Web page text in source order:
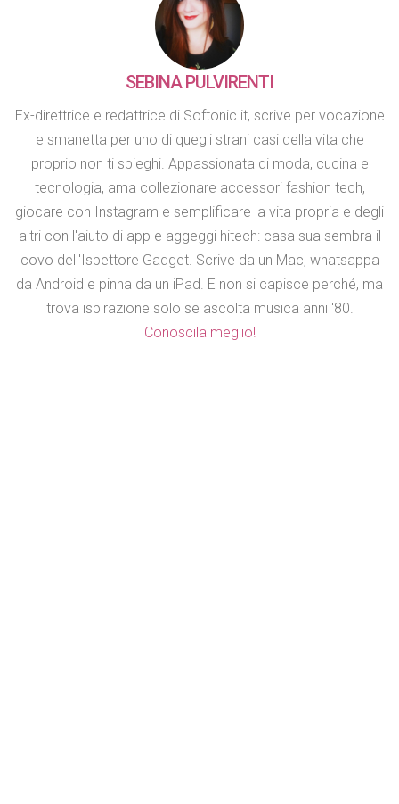
SEBINA PULVIRENTI
Ex-direttrice e redattrice di Softonic.it, scrive per vocazione
e smanetta per uno di quegli strani casi della vita che
proprio non ti spieghi. Appassionata di moda, cucina e
tecnologia, ama collezionare accessori fashion tech,
giocare con Instagram e semplificare la vita propria e degli
altri con l'aiuto di app e aggeggi hitech: casa sua sembra il
covo dell'Ispettore Gadget. Scrive da un Mac, whatsappa
da Android e pinna da un iPad. E non si capisce perché, ma
trova ispirazione solo se ascolta musica anni '80.
Conoscila meglio!